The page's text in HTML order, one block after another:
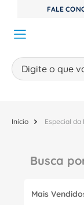
FALE
Digite o que
Especial da
Mais
TERMOS
1
3º cabo
5º